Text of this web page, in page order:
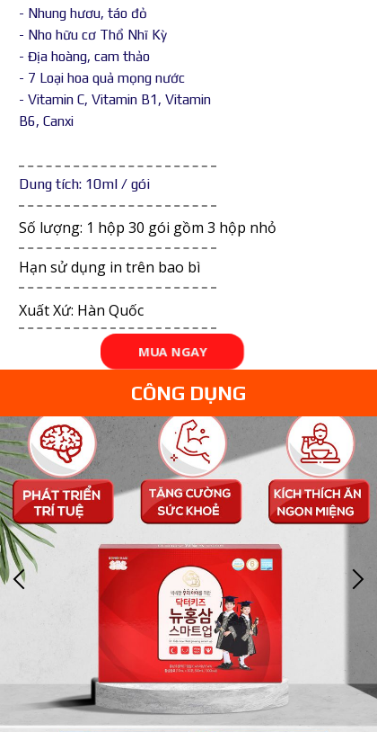
- Nhung hươu, táo đỏ
- Nho hữu cơ Thổ Nhĩ Kỳ
- Địa hoàng, cam thảo
- 7 Loại hoa quả mọng nước
- Vitamin C, Vitamin B1, Vitamin
B6, Canxi
Số lượng: 1 hộp 30 gói gồm 3 hộp nhỏ
Hạn sử dụng in trên bao bì
Dung tích: 10ml / gói
MUA NGAY
Xuất Xứ: Hàn Quốc
CÔNG DỤNG